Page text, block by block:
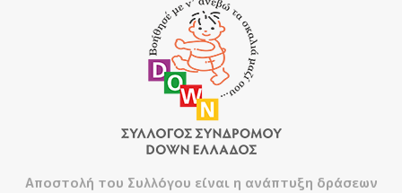
Αποστολή του Συλλόγου είναι η ανάπτυξη δράσεων